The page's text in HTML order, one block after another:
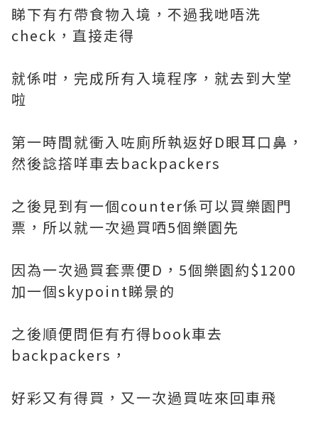
睇下有冇帶食物入境，不過我哋唔洗
check，直接走得
就係咁，完成所有入境程序，就去到大堂
啦
第一時間就衝入咗廁所執返好D眼耳口鼻，
然後諗撘咩車去backpackers
之後見到有一個counter係可以買樂園門
票，所以就一次過買哂5個樂園先
因為一次過買套票便D，5個樂園約$1200
加一個skypoint睇景的
之後順便問佢有冇得book車去
backpackers，
好彩又有得買，又一次過買咗來回車飛